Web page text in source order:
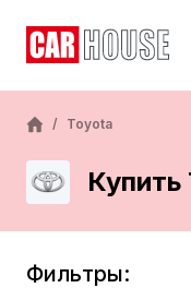
/ Toyota
Купить
Фильтры: